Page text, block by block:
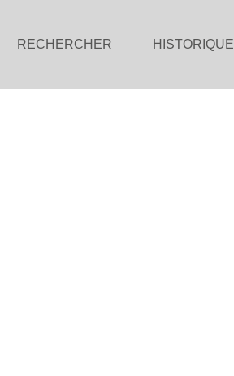
RECHERCHER HISTORIQUE